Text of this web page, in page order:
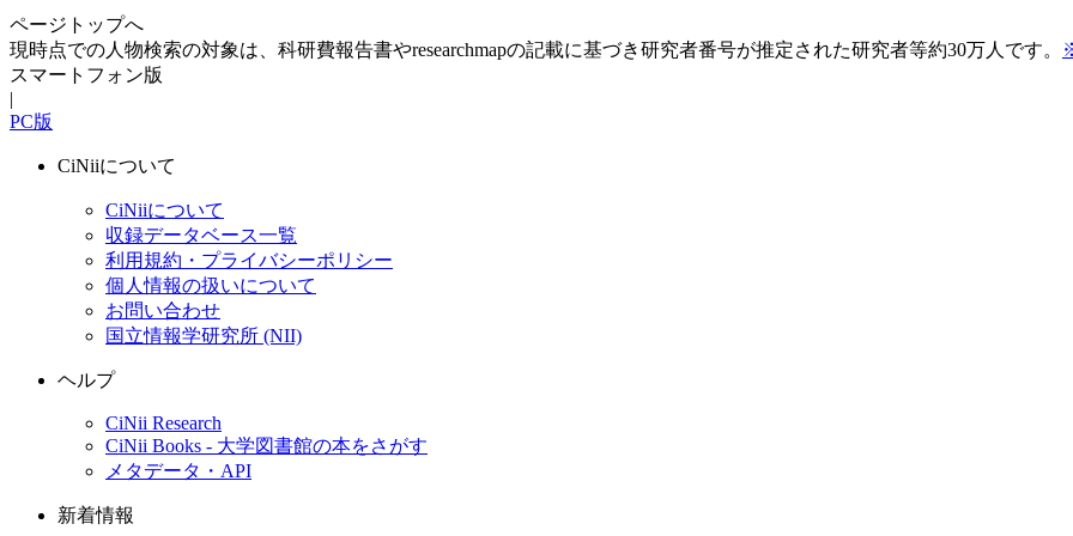
ページトップへ
現時点での人物検索の対象は、科研費報告書やresearchmapの記載に基づき研究者番号が推定された研究者等約30万人です。
スマートフォン版
|
PC版
CiNiiについて
CiNiiについて
収録データベース一覧
利用規約・プライバシーポリシー
個人情報の扱いについて
お問い合わせ
国立情報学研究所 (NII)
ヘルプ
CiNii Research
CiNii Books - 大学図書館の本をさがす
メタデータ・API
新着情報